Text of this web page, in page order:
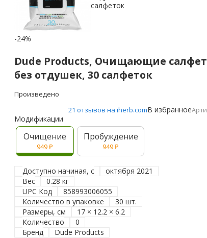
-24%
Dude Products, Очищающие
без отдушек, 30 салфеток
Произведено
21 отзывов на iherb.comВ избранное
Модификации
Очищение
949₽
Пробуждение
949₽
Доступно начиная, с
октября 2021
Вес
0.28 кг
UPC Код
858993006055
Количество в упаковке
30 шт.
Размеры, см
17 × 12.2 × 6.2
Количество
0
Бренд
Dude Products